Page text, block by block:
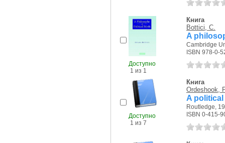
Доступно
1 из 1
Книга
Bottici, C.
A
Cambridge
ISBN 978-0-
Доступно
1 из 7
Книга
Ordeshook,
A
Routledge,
ISBN 0-415-